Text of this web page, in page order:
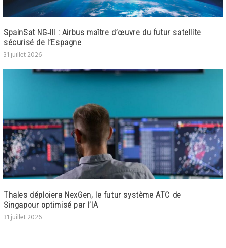
SpainSat NG‑III : Airbus maître d’œuvre du futur satellite
sécurisé de l’Espagne
31 juillet 2026
Thales déploiera NexGen, le futur système ATC de
Singapour optimisé par l’IA
31 juillet 2026